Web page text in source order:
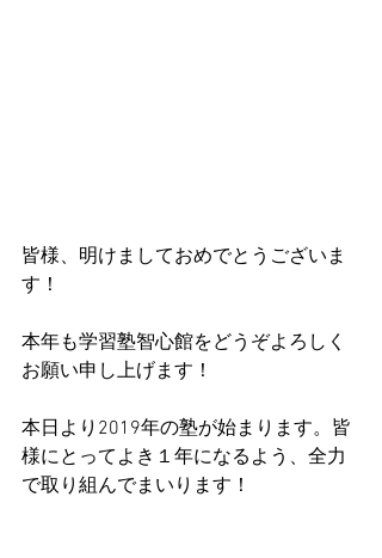
皆様、明けましておめでとうございま
す！
本年も学習塾智心館をどうぞよろしく
お願い申し上げます！
本日より2019年の塾が始まります。皆
様にとってよき１年になるよう、全力
で取り組んでまいります！